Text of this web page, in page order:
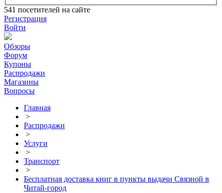
541 посетителей на сайте
Регистрация
Войти
Обзоры
Форум
Купоны
Распродажи
Магазины
Вопросы
Главная
>
Распродажи
>
Услуги
>
Транспорт
>
Бесплатная доставка книг в пункты выдачи Связной в
Читай-город